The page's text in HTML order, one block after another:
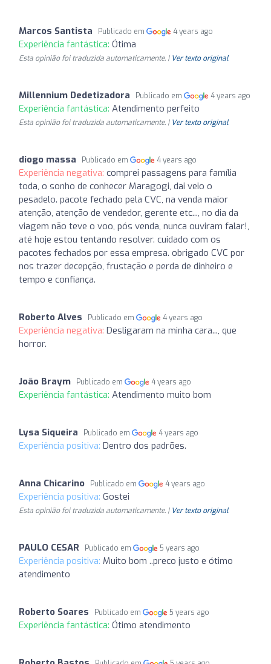
Marcos Santista Publicado em 4 years ago
Experiência fantástica: Ótima
Esta opinião foi traduzida automaticamente. | Ver texto original
Millennium Dedetizadora Publicado em 4 years ago
Experiência fantástica: Atendimento perfeito
Esta opinião foi traduzida automaticamente. | Ver texto original
diogo massa Publicado em 4 years ago
Experiência negativa: comprei passagens para família
toda, o sonho de conhecer Maragogi, dai veio o
pesadelo. pacote fechado pela CVC, na venda maior
atenção, atenção de vendedor, gerente etc..., no dia da
viagem não teve o voo, pós venda, nunca ouviram falar!,
até hoje estou tentando resolver. cuidado com os
pacotes fechados por essa empresa. obrigado CVC por
nos trazer decepção, frustação e perda de dinheiro e
tempo e confiança.
Roberto Alves Publicado em 4 years ago
Experiência negativa: Desligaram na minha cara..., que
horror.
João Braym Publicado em 4 years ago
Experiência fantástica: Atendimento muito bom
Lysa Siqueira Publicado em 4 years ago
Experiência positiva: Dentro dos padrões.
Anna Chicarino Publicado em 4 years ago
Experiência positiva: Gostei
Esta opinião foi traduzida automaticamente. | Ver texto original
PAULO CESAR Publicado em 5 years ago
Experiência positiva: Muito bom ..preco justo e ótimo
atendimento
Roberto Soares Publicado em 5 years ago
Experiência fantástica: Ótimo atendimento